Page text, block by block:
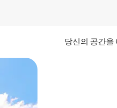
당신의 공간을